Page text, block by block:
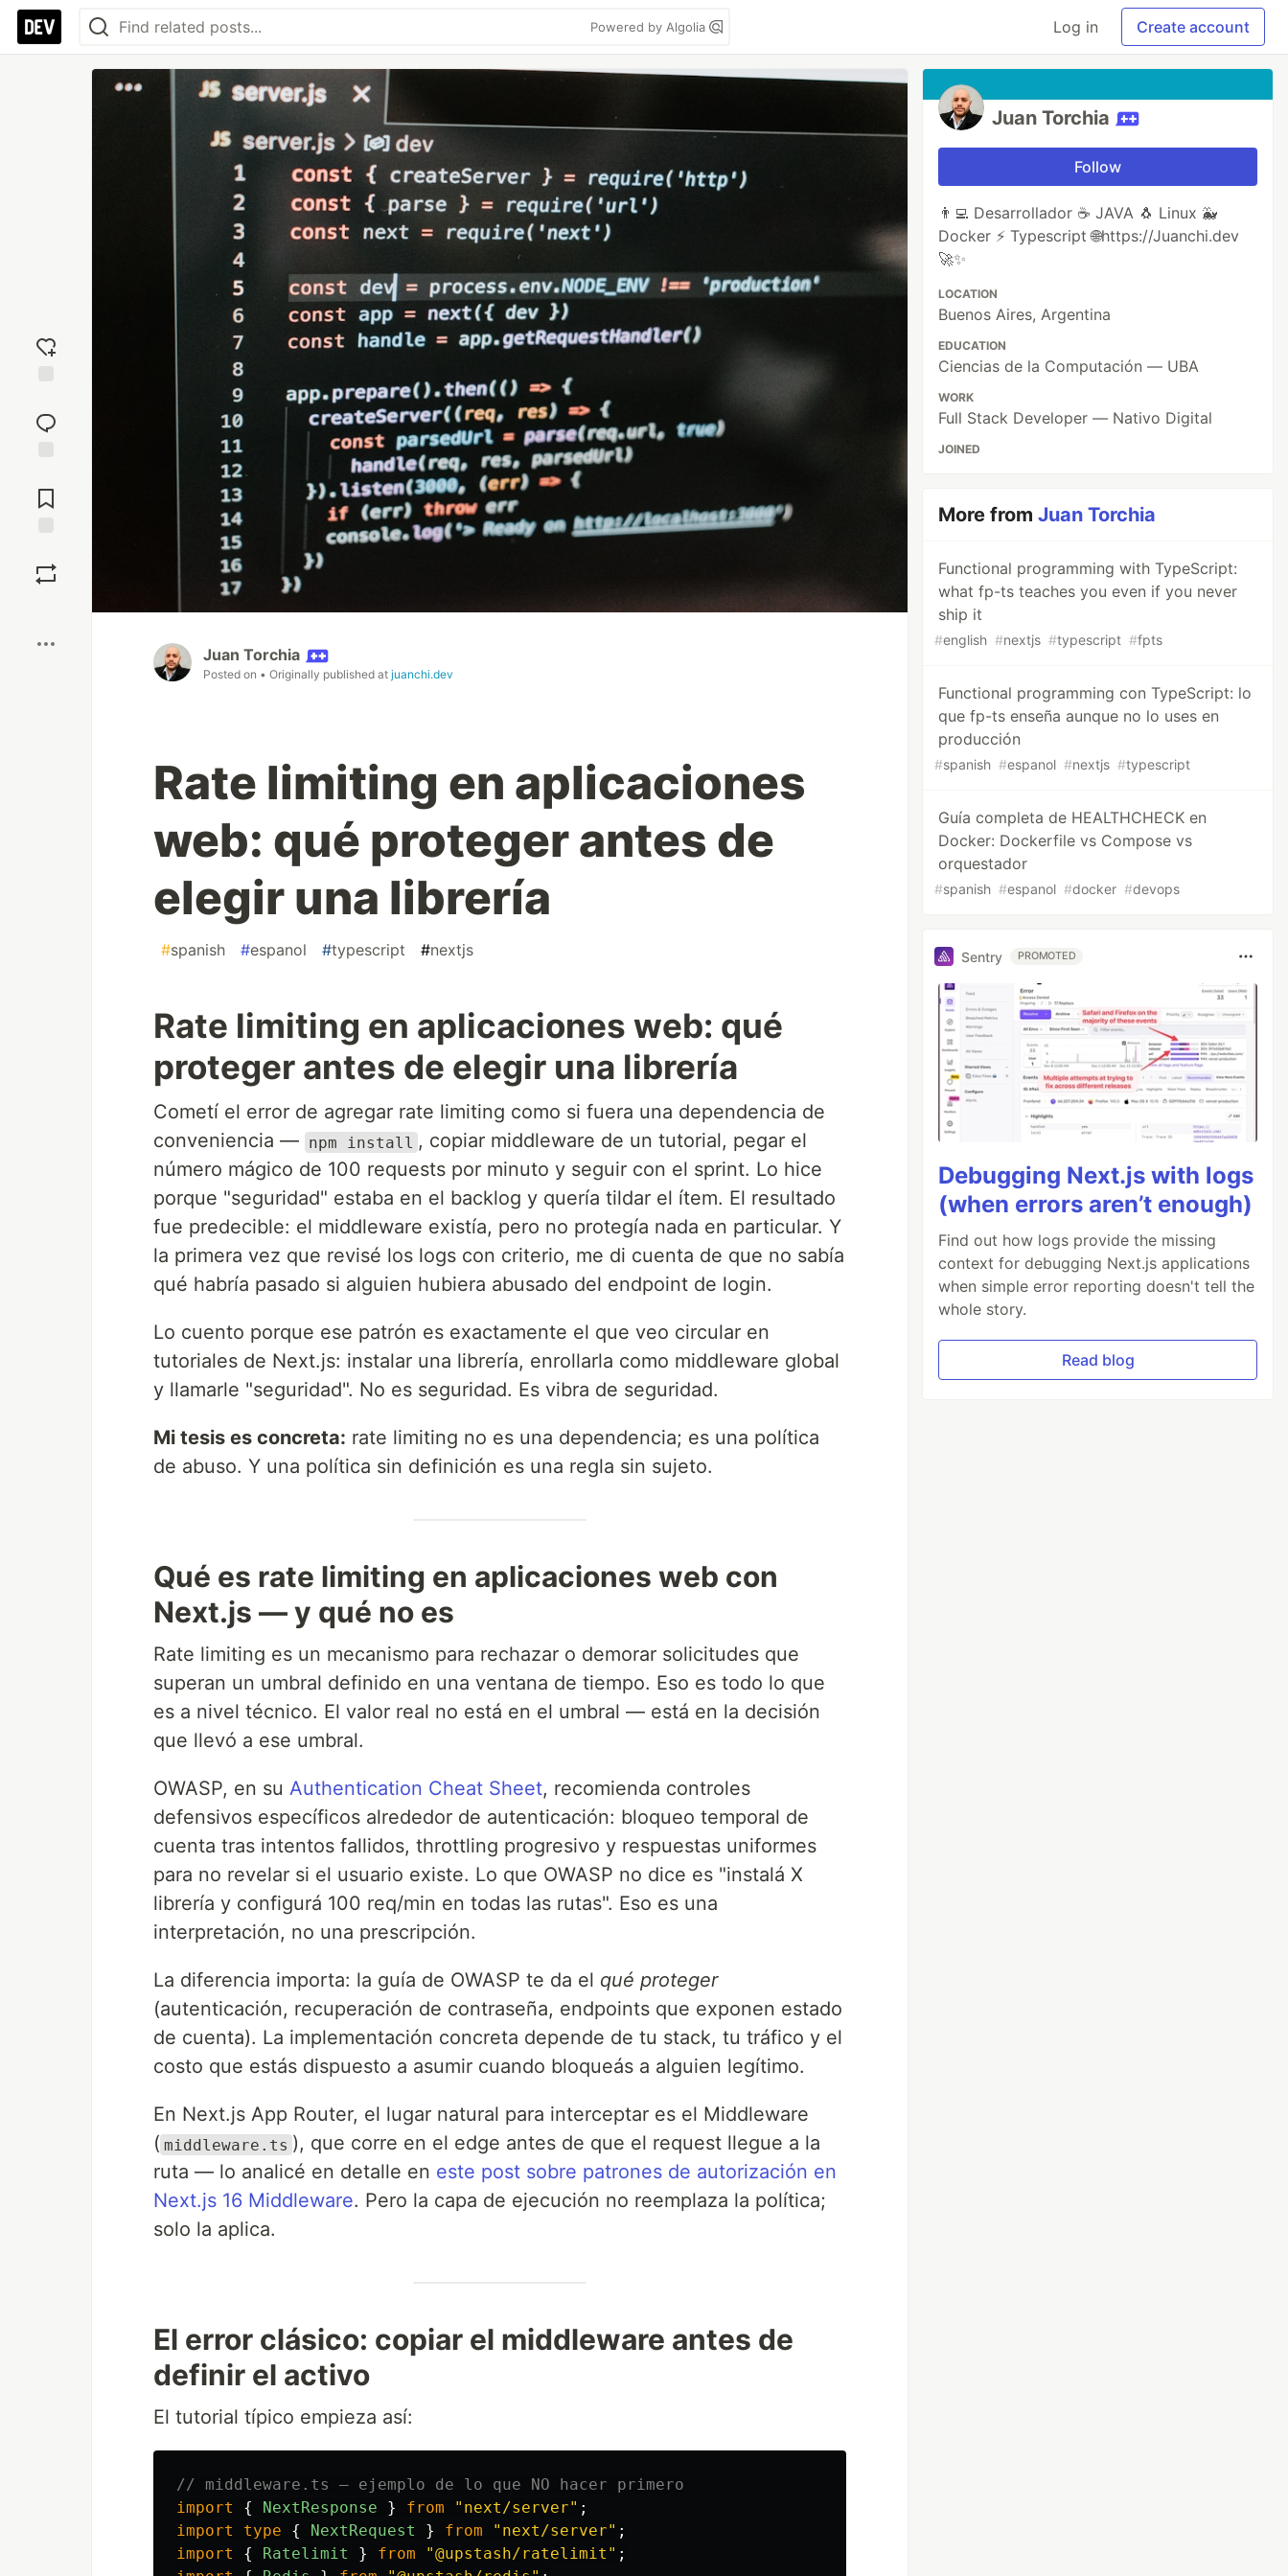
Powered by Algolia Log in Create account
reaction
Comments
Juan Torchia
Posted on • Originally published at juanchi.dev
Rate limiting en aplicaciones
web: qué proteger antes de
elegir una librería
#spanish #espanol #typescript #nextjs
Rate limiting en aplicaciones web: qué
proteger antes de elegir una librería
Cometí el error de agregar rate limiting como si fuera una dependencia de
conveniencia — npm install , copiar middleware de un tutorial, pegar el
número mágico de 100 requests por minuto y seguir con el sprint. Lo hice
porque "seguridad" estaba en el backlog y quería tildar el ítem. El resultado
fue predecible: el middleware existía, pero no protegía nada en particular. Y
la primera vez que revisé los logs con criterio, me di cuenta de que no sabía
qué habría pasado si alguien hubiera abusado del endpoint de login.
Lo cuento porque ese patrón es exactamente el que veo circular en
tutoriales de Next.js: instalar una librería, enrollarla como middleware global
y llamarle "seguridad". No es seguridad. Es vibra de seguridad.
Mi tesis es concreta: rate limiting no es una dependencia; es una política
de abuso. Y una política sin definición es una regla sin sujeto.
Qué es rate limiting en aplicaciones web con
Next.js — y qué no es
Rate limiting es un mecanismo para rechazar o demorar solicitudes que
superan un umbral definido en una ventana de tiempo. Eso es todo lo que
es a nivel técnico. El valor real no está en el umbral — está en la decisión
que llevó a ese umbral.
OWASP, en su Authentication Cheat Sheet, recomienda controles
defensivos específicos alrededor de autenticación: bloqueo temporal de
cuenta tras intentos fallidos, throttling progresivo y respuestas uniformes
para no revelar si el usuario existe. Lo que OWASP no dice es "instalá X
librería y configurá 100 req/min en todas las rutas". Eso es una
interpretación, no una prescripción.
La diferencia importa: la guía de OWASP te da el qué proteger
(autenticación, recuperación de contraseña, endpoints que exponen estado
de cuenta). La implementación concreta depende de tu stack, tu tráfico y el
costo que estás dispuesto a asumir cuando bloqueás a alguien legítimo.
En Next.js App Router, el lugar natural para interceptar es el Middleware
( middleware.ts ), que corre en el edge antes de que el request llegue a la
ruta — lo analicé en detalle en este post sobre patrones de autorización en
Next.js 16 Middleware. Pero la capa de ejecución no reemplaza la política;
solo la aplica.
El error clásico: copiar el middleware antes de
definir el activo
El tutorial típico empieza así:
// middleware.ts — ejemplo de lo que NO hacer primero
import
{ NextResponse } from " next/server" ;
import
type { NextRequest } from " next/server" ;
import
{ Ratelimit } from "@upstash/ratelimit " ;
Juan Torchia
Follow
👨‍💻 Desarrollador ☕ JAVA 🐧 Linux 🐳
Docker ⚡ Typescript 🌐https://Juanchi.dev
🚀✨
LOCATION
Buenos Aires, Argentina
EDUCATION
Ciencias de la Computación — UBA
WORK
Full Stack Developer — Nativo Digital
JOINED
More fromJuan Torchia
Functional programming with TypeScript:
what fp-ts teaches you even if you never
ship it
#english #nextjs #typescript #fpts
Functional programming con TypeScript: lo
que fp-ts enseña aunque no lo uses en
producción
#spanish #espanol #nextjs #typescript
Guía completa de HEALTHCHECK en
Docker: Dockerfile vs Compose vs
orquestador
#spanish #espanol #docker #devops
Sentry PROMOTED
Debugging Next.js with logs
(when errors aren’t enough)
Find out how logs provide the missing
context for debugging Next.js applications
when simple error reporting doesn't tell the
whole story.
Read blog